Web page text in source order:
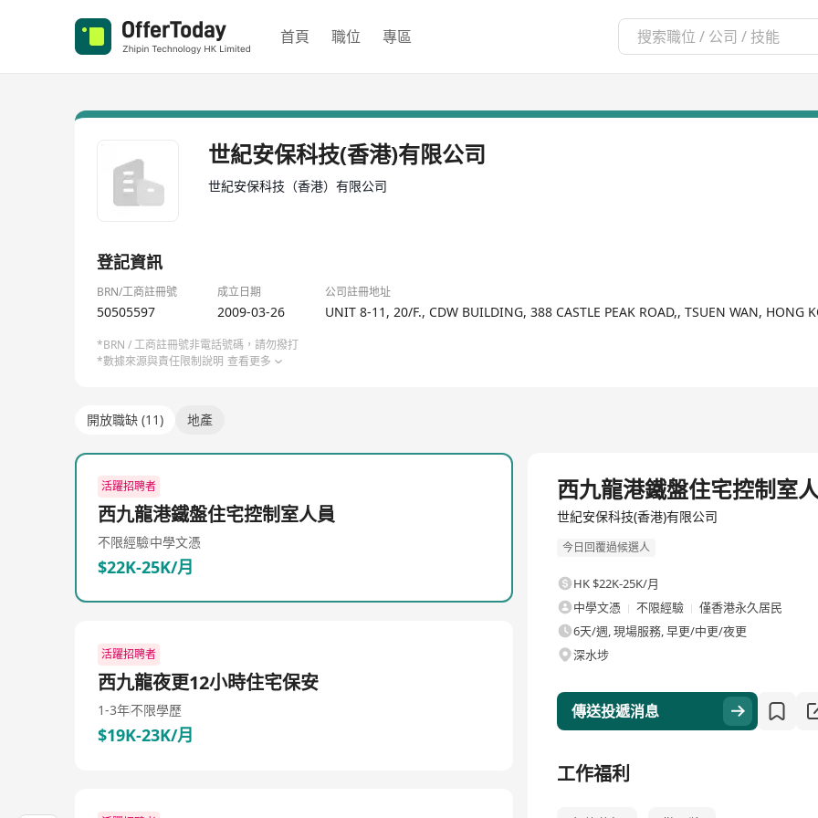
首頁 職位 專區
世紀安保科技(香港)有限公司
世紀安保科技（香港）有限公司
登記資訊
BRN/工商註冊號 成立日期 公司註冊地址
50505597 2009-03-26 UNIT 8-11, 20/F., CDW BUILDING, 388 CASTLE PEAK ROAD,, TSUEN WAN, HONG
*BRN / 工商註冊號非電話號碼，請勿撥打
*數據來源與責任限制說明 查看更多
開放職缺 (11) 地產
活躍招聘者
西九龍港鐵盤住宅控制室人員
不限經驗中學文憑
$22K-25K/月
活躍招聘者
西九龍夜更12小時住宅保安
1-3年不限學歷
$19K-23K/月
西九龍港鐵盤住宅控制室
世紀安保科技(香港)有限公司
今日回覆過候選人
HK $22K-25K/月
中學文憑
不限經驗
僅香港永久居民
6天/週, 現場服務, 早更/中更/夜更
深水埗
傳送投遞消息
工作福利